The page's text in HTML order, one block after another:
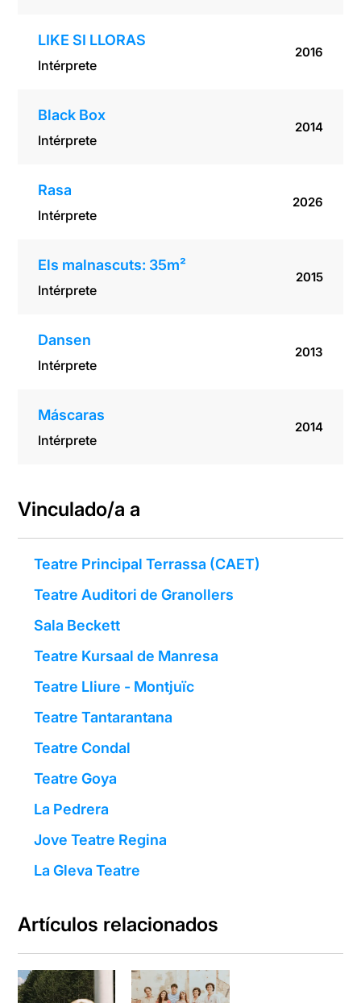
LIKE SI LLORAS
Intérprete
2016
Black Box
Intérprete
2014
Rasa
Intérprete
2026
Els malnascuts: 35m²
Intérprete
2015
Dansen
Intérprete
2013
Máscaras
Intérprete
2014
Vinculado/a a
Teatre Principal Terrassa (CAET)
Teatre Auditori de Granollers
Sala Beckett
Teatre Kursaal de Manresa
Teatre Lliure - Montjuïc
Teatre Tantarantana
Teatre Condal
Teatre Goya
La Pedrera
Jove Teatre Regina
La Gleva Teatre
Artículos relacionados